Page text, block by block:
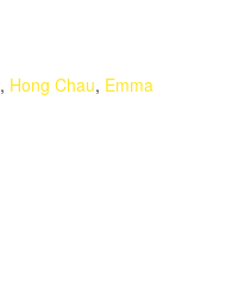
, Hong Chau, Emma